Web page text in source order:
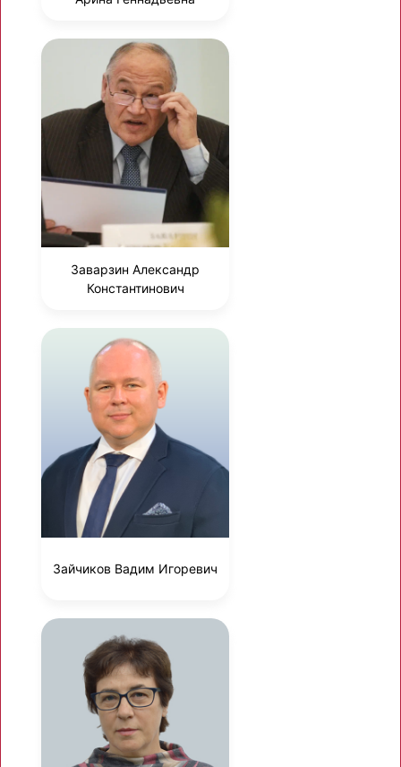
Заварзин Александр
Константинович
Зайчиков Вадим Игоревич